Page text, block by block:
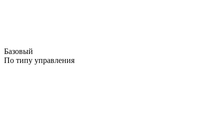
Базовый
По типу управления